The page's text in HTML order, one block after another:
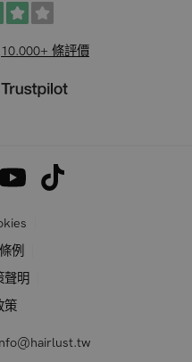
10.000+ 條評價
例
聲明
策